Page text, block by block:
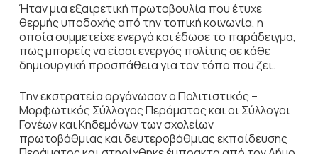
Ήταν μια εξαιρετική πρωτοβουλία που έτυχε
θερμής υποδοχής από την τοπική κοινωνία, η
οποία συμμετείχε ενεργά και έδωσε το παράδειγμα,
πως μπορείς να είσαι ενεργός πολίτης σε κάθε
δημιουργική προσπάθεια για τον τόπο που ζει.
Την εκστρατεία οργάνωσαν ο Πολιτιστικός –
Μορφωτικός Σύλλογος Περάματος και οι Σύλλογοι
Γονέων και Κηδεμόνων των σχολείων
πρωτοβάθμιας και δευτεροβάθμιας εκπαίδευσης